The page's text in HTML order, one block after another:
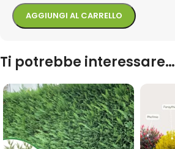
AGGIUNGI AL CARRELLO
Ti potrebbe interessare…